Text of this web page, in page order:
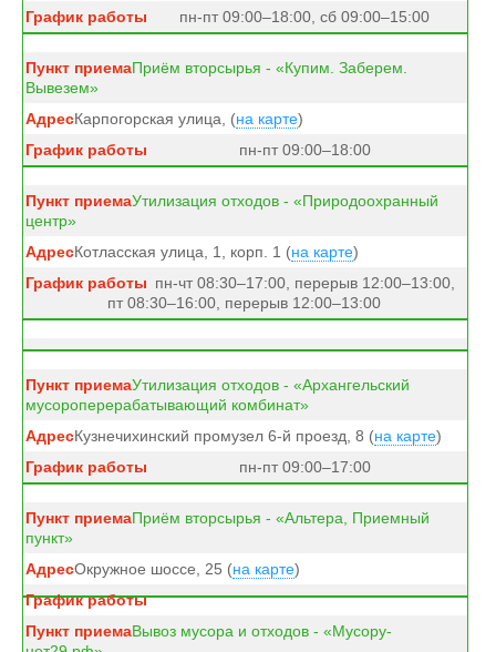
пн-пт 09:00–18:00, сб 09:00–15:00
Приём вторсырья - «Купим. Заберем.
Вывезем»
Карпогорская улица, (на карте)
пн-пт 09:00–18:00
Утилизация отходов - «Природоохранный
центр»
Котласская улица, 1, корп. 1 (на карте)
пн-чт 08:30–17:00, перерыв 12:00–13:00,
пт 08:30–16:00, перерыв 12:00–13:00
Утилизация отходов - «Архангельский
мусороперерабатывающий комбинат»
Кузнечихинский промузел 6-й проезд, 8 (на карте)
пн-пт 09:00–17:00
Приём вторсырья - «Альтера, Приемный
пункт»
Окружное шоссе, 25 (на карте)
Вывоз мусора и отходов - «Мусору-